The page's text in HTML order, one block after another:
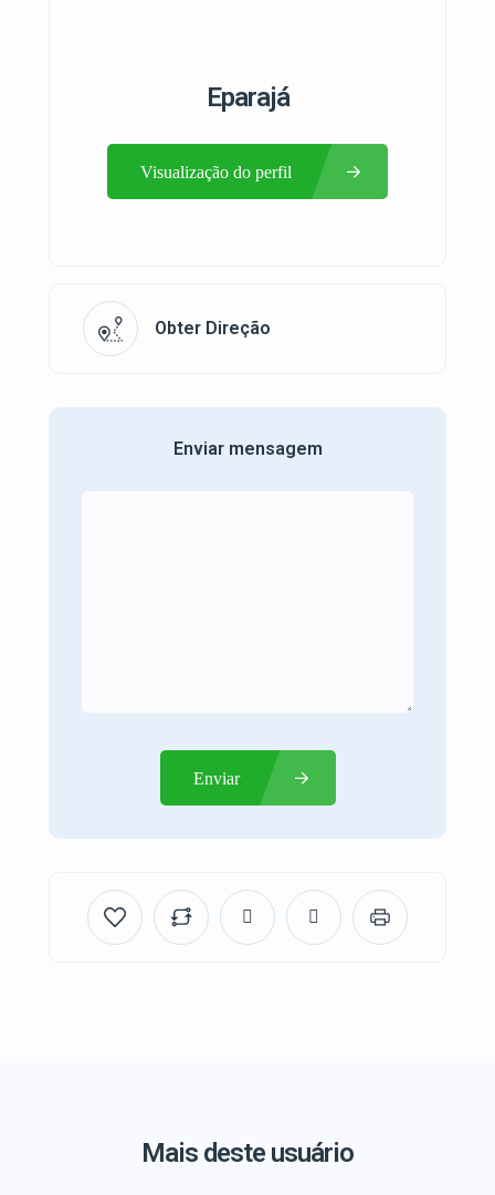
Eparajá
Visualização do perfil
Obter Direção
Enviar mensagem
Enviar
Mais deste usuário